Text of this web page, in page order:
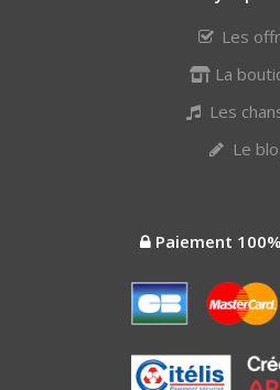
Les
La
Les
Le
Paiement